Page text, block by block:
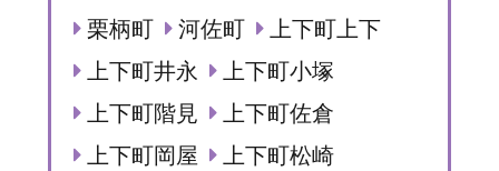
栗柄町
河佐町
上下町上下
上下町井永
上下町小塚
上下町階見
上下町佐倉
上下町岡屋
上下町松崎